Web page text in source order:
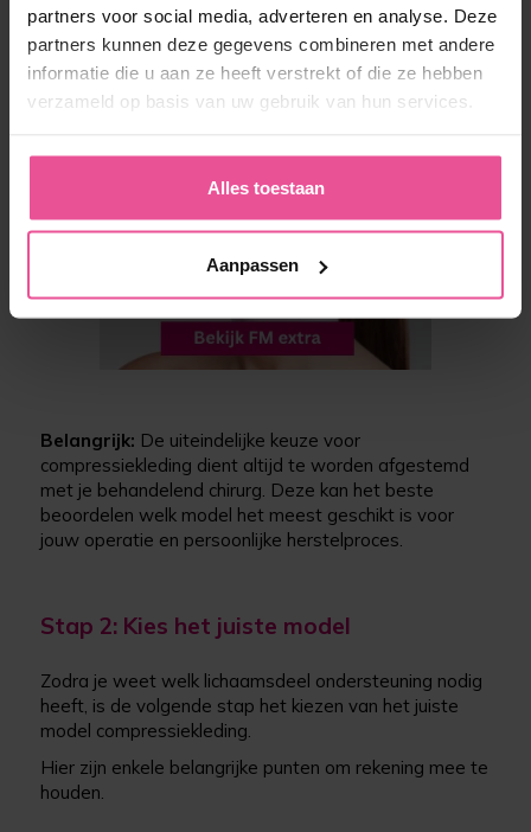
partners voor social media, adverteren en analyse. Deze
partners kunnen deze gegevens combineren met andere
informatie die u aan ze heeft verstrekt of die ze hebben
verzameld op basis van uw gebruik van hun services.
Alles toestaan
Aanpassen
Belangrijk: De uiteindelijke keuze voor
compressiekleding dient altijd te worden afgestemd
met je behandelend chirurg. Deze kan het beste
beoordelen welk model het meest geschikt is voor
jouw operatie en persoonlijke herstelproces.
Stap 2: Kies het juiste model
Zodra je weet welk lichaamsdeel ondersteuning nodig
heeft, is de volgende stap het kiezen van het juiste
model compressiekleding.
Hier zijn enkele belangrijke punten om rekening mee te
houden.